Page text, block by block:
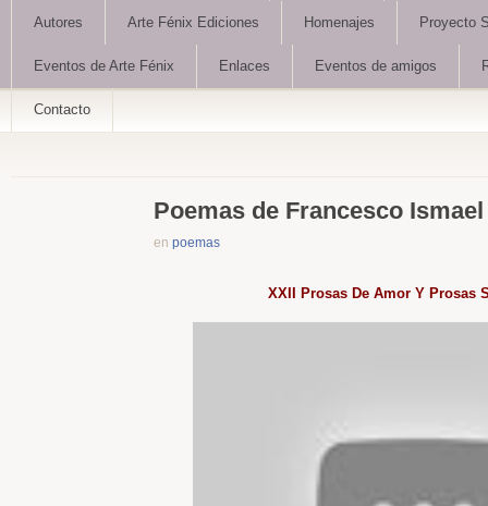
Autores Arte Fénix Ediciones Homenajes Proyecto
Eventos de Arte Fénix Enlaces Eventos de amigos
Contacto
Poemas de Francesco
en poemas
XXII Prosas De Amor Y Prosas